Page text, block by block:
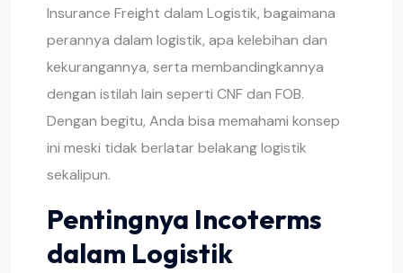
Insurance Freight dalam Logistik, bagaimana
perannya dalam logistik, apa kelebihan dan
kekurangannya, serta membandingkannya
dengan istilah lain seperti CNF dan FOB.
Dengan begitu, Anda bisa memahami konsep
ini meski tidak berlatar belakang logistik
sekalipun.
Pentingnya Incoterms
dalam Logistik